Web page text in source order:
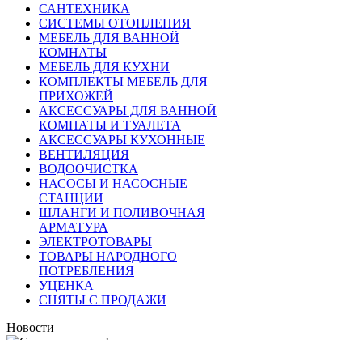
САНТЕХНИКА
СИСТЕМЫ ОТОПЛЕНИЯ
МЕБЕЛЬ ДЛЯ ВАННОЙ
КОМНАТЫ
МЕБЕЛЬ ДЛЯ КУХНИ
КОМПЛЕКТЫ МЕБЕЛЬ ДЛЯ
ПРИХОЖЕЙ
АКСЕССУАРЫ ДЛЯ ВАННОЙ
КОМНАТЫ И ТУАЛЕТА
АКСЕССУАРЫ КУХОННЫЕ
ВЕНТИЛЯЦИЯ
ВОДООЧИСТКА
НАСОСЫ И НАСОСНЫЕ
СТАНЦИИ
ШЛАНГИ И ПОЛИВОЧНАЯ
АРМАТУРА
ЭЛЕКТРОТОВАРЫ
ТОВАРЫ НАРОДНОГО
ПОТРЕБЛЕНИЯ
УЦЕНКА
СНЯТЫ С ПРОДАЖИ
Новости